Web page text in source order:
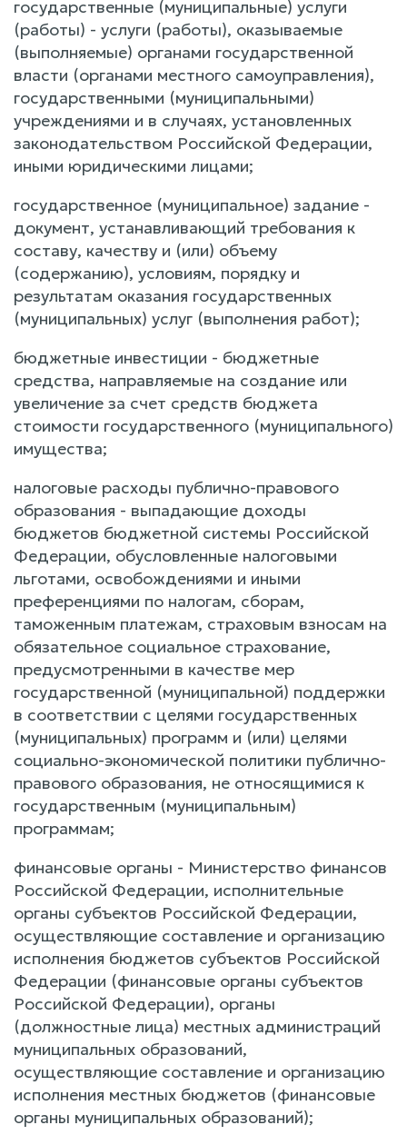
государственные (муниципальные) услуги
(работы) - услуги (работы), оказываемые
(выполняемые) органами государственной
власти (органами местного самоуправления),
государственными (муниципальными)
учреждениями и в случаях, установленных
законодательством Российской Федерации,
иными юридическими лицами;
государственное (муниципальное) задание -
документ, устанавливающий требования к
составу, качеству и (или) объему
(содержанию), условиям, порядку и
результатам оказания государственных
(муниципальных) услуг (выполнения работ);
бюджетные инвестиции - бюджетные
средства, направляемые на создание или
увеличение за счет средств бюджета
стоимости государственного (муниципального)
имущества;
налоговые расходы публично-правового
образования - выпадающие доходы
бюджетов бюджетной системы Российской
Федерации, обусловленные налоговыми
льготами, освобождениями и иными
преференциями по налогам, сборам,
таможенным платежам, страховым взносам на
обязательное социальное страхование,
предусмотренными в качестве мер
государственной (муниципальной) поддержки
в соответствии с целями государственных
(муниципальных) программ и (или) целями
социально-экономической политики публично-
правового образования, не относящимися к
государственным (муниципальным)
программам;
финансовые органы - Министерство финансов
Российской Федерации, исполнительные
органы субъектов Российской Федерации,
осуществляющие составление и организацию
исполнения бюджетов субъектов Российской
Федерации (финансовые органы субъектов
Российской Федерации), органы
(должностные лица) местных администраций
муниципальных образований,
осуществляющие составление и организацию
исполнения местных бюджетов (финансовые
органы муниципальных образований);